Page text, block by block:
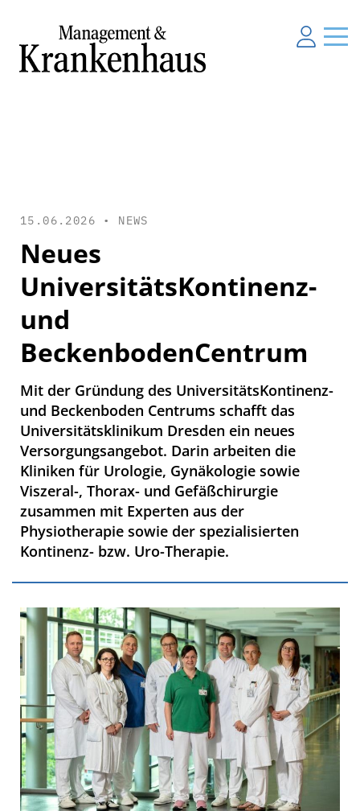
15.06.2026 • NEWS
Neues
UniversitätsKontinenz-
und
BeckenbodenCentrum
Mit der Gründung des UniversitätsKontinenz-
und Beckenboden Centrums schafft das
Universitätsklinikum Dresden ein neues
Versorgungsangebot. Darin arbeiten die
Kliniken für Urologie, Gynäkologie sowie
Viszeral-, Thorax- und Gefäßchirurgie
zusammen mit Experten aus der
Physiotherapie sowie der spezialisierten
Kontinenz- bzw. Uro-Therapie.